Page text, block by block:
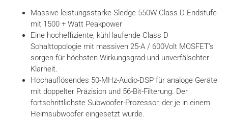
Massive leistungsstarke Sledge 550W Class D Endstufe
mit 1500 + Watt Peakpower
Eine hocheffiziente, kühl laufende Class D
Schalttopologie mit massiven 25-A / 600Volt MOSFET’s
sorgen für höchsten Wirkungsgrad und unverfälschter
Klarheit.
Hochauflösendes 50-MHz-Audio-DSP für analoge Geräte
mit doppelter Präzision und 56-Bit-Filterung. Der
fortschrittlichste Subwoofer-Prozessor, der je in einem
Heimsubwoofer eingesetzt wurde.